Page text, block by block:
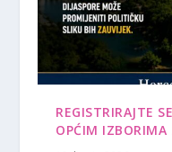
REGISTRIRAJTE
OPĆIM